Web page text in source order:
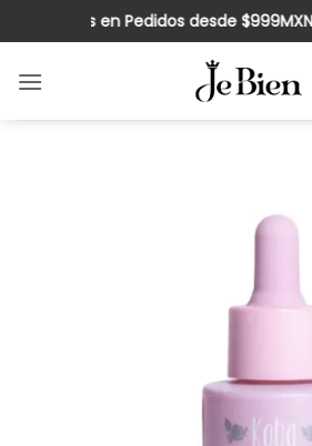
al
contenido
Gratis en Pedidos desde $999MXN!